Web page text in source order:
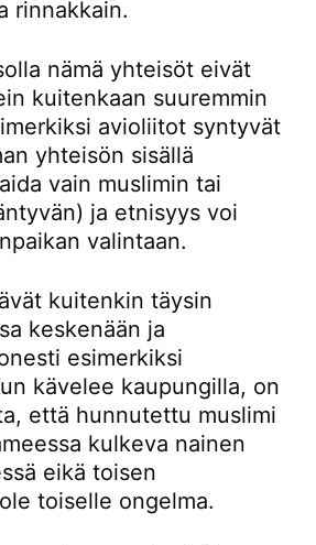
rinnakkain.
nämä yhteisöt eivät
kuitenkaan suuremmin
avioliitot syntyvät
yhteisön sisällä
vain muslimin tai
ja etnisyys voi
valintaan.
kuitenkin täysin
keskenään ja
esimerkiksi
kävelee kaupungilla, on
että hunnutettu muslimi
kulkeva nainen
eikä toisen
toiselle ongelma.